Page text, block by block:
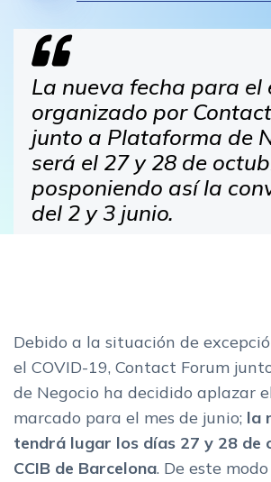
La nueva fecha para el
organizado por
junto a Plataforma de
será el 27 y 28 de
posponiendo así la
del 2 y 3 junio.
Debido a la situación de
el COVID-19, Contact Forum
de Negocio ha decidido aplazar
marcado para el mes de junio; la
tendrá lugar los días 27 y 28 de
CCIB de Barcelona. De este